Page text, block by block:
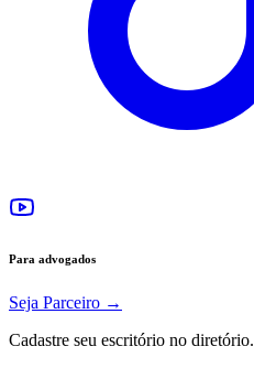
Para advogados
Seja Parceiro →
Cadastre seu escritório no diretório.